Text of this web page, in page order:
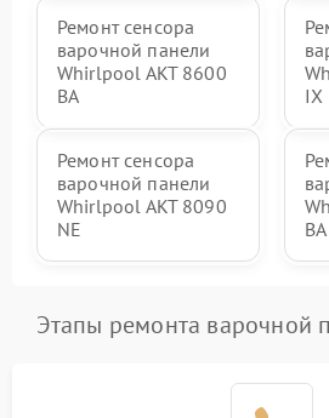
Ремонт сенсора
варочной панели
Whirlpool AKT 8600
BA
IX
Ремонт сенсора
варочной панели
Whirlpool AKT 8090
NE
BA
Этапы ремонта варочной